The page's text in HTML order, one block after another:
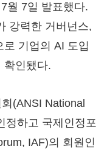
월 7일 발표했다.
강력한 거버넌스,
기업의 AI 도입
확인됐다.
(ANSI National
정하고 국제인정포
IAF)의 회원인